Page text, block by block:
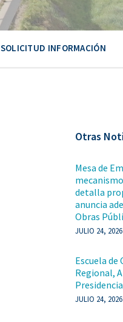
SOLICITUD INFORMACIÓN
Otras
Mesa de
detalla
anuncia
Obras
JULIO 24, 2026
Escuela de
Regional,
JULIO 24, 2026